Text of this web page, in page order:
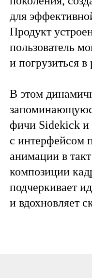
для
Продукт
пользователь
и погрузиться
В этом
фичи Sidekick и
с интерфейсом
анимации в
композиции
подчеркивает
и вдохновляет